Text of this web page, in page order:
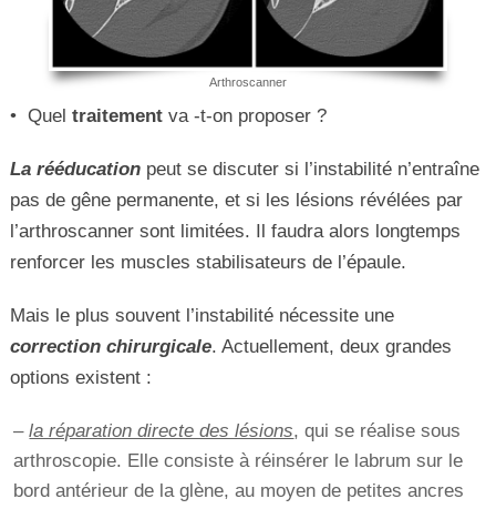
Arthroscanner
• Queltraitement va -t-on proposer ?
La rééducation peut se discuter si l’instabilité n’entraîne
pas de gêne permanente, et si les lésions révélées par
l’arthroscanner sont limitées. Il faudra alors longtemps
renforcer les muscles stabilisateurs de l’épaule.
Mais le plus souvent l’instabilité nécessite une
correction chirurgicale. Actuellement, deux grandes
options existent :
–la réparation directe des lésions, qui se réalise sous
arthroscopie. Elle consiste à réinsérer le labrum sur le
bord antérieur de la glène, au moyen de petites ancres